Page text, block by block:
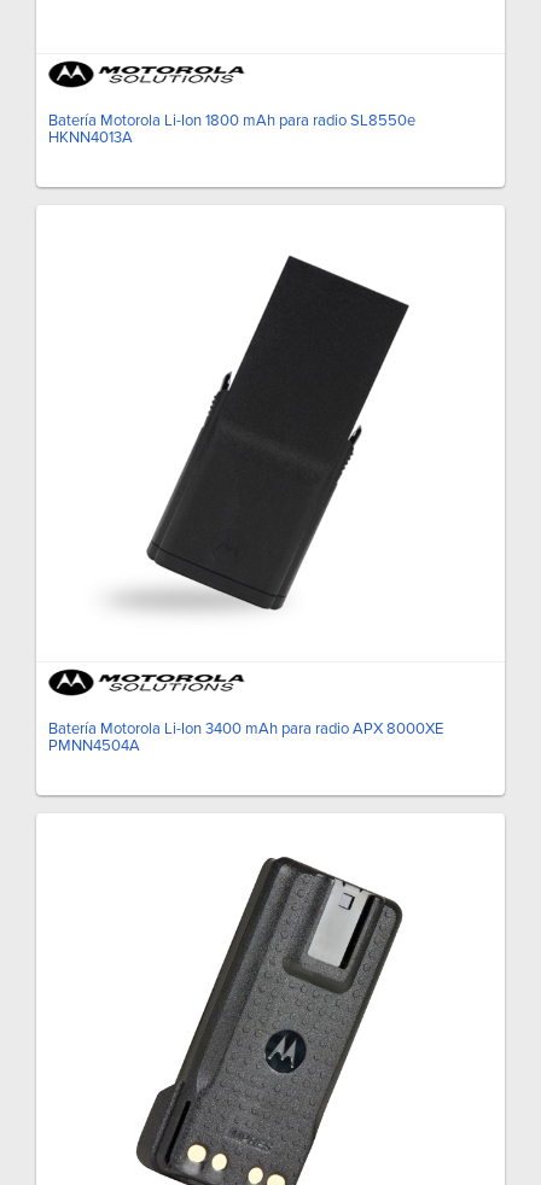
Batería Motorola Li-Ion 1800 mAh para radio SL8550e
HKNN4013A
Batería Motorola Li-Ion 3400 mAh para radio APX 8000XE
PMNN4504A